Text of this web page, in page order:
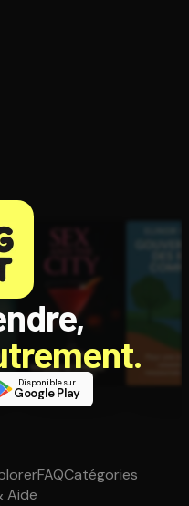
Disponible sur
Google Play
FAQCatégories
Aide